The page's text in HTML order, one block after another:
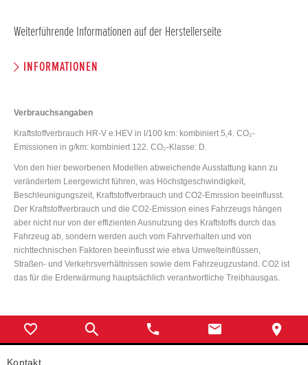
Weiterführende Informationen auf der Herstellerseite
INFORMATIONEN
Verbrauchsangaben
Kraftstoffverbrauch HR-V e:HEV in l/100 km: kombiniert 5,4. CO₂-
Emissionen in g/km: kombiniert 122. CO₂-Klasse: D.
Von den hier beworbenen Modellen abweichende Ausstattung kann zu
verändertem Leergewicht führen, was Höchstgeschwindigkeit,
Beschleunigungszeit, Kraftstoffverbrauch und CO2-Emission beeinflusst.
Der Kraftstoffverbrauch und die CO2-Emission eines Fahrzeugs hängen
aber nicht nur von der effizienten Ausnutzung des Kraftstoffs durch das
Fahrzeug ab, sondern werden auch vom Fahrverhalten und von
nichttechnischen Faktoren beeinflusst wie etwa Umwelteinflüssen,
Straßen- und Verkehrsverhältnissen sowie dem Fahrzeugzustand. CO2 ist
das für die Erderwärmung hauptsächlich verantwortliche Treibhausgas.
Kontakt